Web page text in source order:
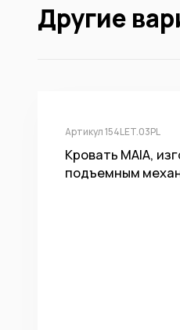
Другие
Артикул 154LET.03PL
Кровать MAIA,
подъемным